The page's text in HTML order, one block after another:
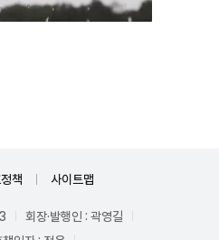
책 사이트맵
회장·발행인 : 곽영길